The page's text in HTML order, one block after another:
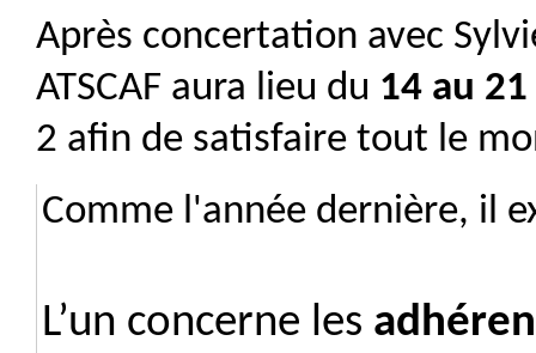
Après concertation avec
ATSCAF aura lieu du 14 au
2 afin de satisfaire tout le
Comme l'année dernière, il
L’un concerne les